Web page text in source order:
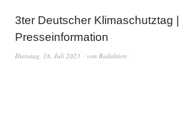
3ter Deutscher Klimaschutztag |
Presseinformation
Dienstag, 18. Juli 2023 von Redaktion